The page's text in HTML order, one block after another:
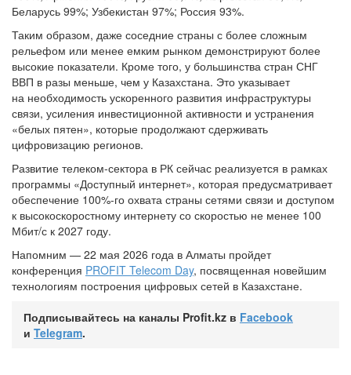
Беларусь 99%; Узбекистан 97%; Россия 93%.
Таким образом, даже соседние страны с более сложным
рельефом или менее емким рынком демонстрируют более
высокие показатели. Кроме того, у большинства стран СНГ
ВВП в разы меньше, чем у Казахстана. Это указывает
на необходимость ускоренного развития инфраструктуры
связи, усиления инвестиционной активности и устранения
«белых пятен», которые продолжают сдерживать
цифровизацию регионов.
Развитие телеком-сектора в РК сейчас реализуется в рамках
программы «Доступный интернет», которая предусматривает
обеспечение 100%-го охвата страны сетями связи и доступом
к высокоскоростному интернету со скоростью не менее 100
Мбит/с к 2027 году.
Напомним — 22 мая 2026 года в Алматы пройдет
конференция PROFIT Telecom Day, посвященная новейшим
технологиям построения цифровых сетей в Казахстане.
Подписывайтесь на каналы Profit.kz в Facebook
и Telegram.